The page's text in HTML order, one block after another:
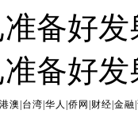
备好
备好
港澳 台湾 |华人 |侨网 财经 |金融 |